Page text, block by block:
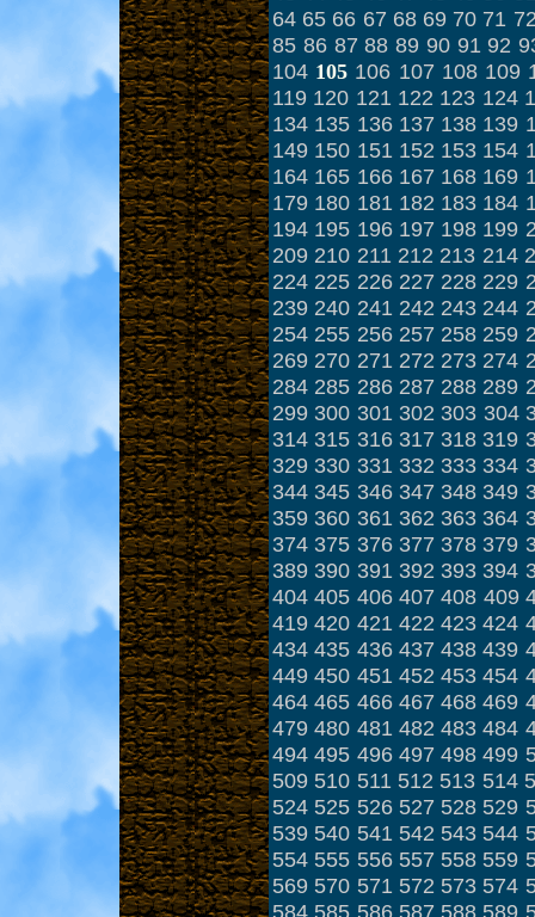
64 65 66 67 68 69 70 71
85 86 87 88 89 90 91 92
104 105 106 107 108 109
119 120 121 122 123 124
134 135 136 137 138 139
149 150 151 152 153 154
164 165 166 167 168 169
179 180 181 182 183 184
194 195 196 197 198 199
209 210 211 212 213 214
224 225 226 227 228 229
239 240 241 242 243 244
254 255 256 257 258 259
269 270 271 272 273 274
284 285 286 287 288 289
299 300 301 302 303 304
314 315 316 317 318 319
329 330 331 332 333 334
344 345 346 347 348 349
359 360 361 362 363 364
374 375 376 377 378 379
389 390 391 392 393 394
404 405 406 407 408 409
419 420 421 422 423 424
434 435 436 437 438 439
449 450 451 452 453 454
464 465 466 467 468 469
479 480 481 482 483 484
494 495 496 497 498 499
509 510 511 512 513 514
524 525 526 527 528 529
539 540 541 542 543 544
554 555 556 557 558 559
569 570 571 572 573 574
584 585 586 587 588 589